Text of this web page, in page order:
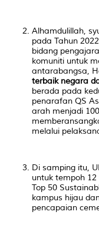
Alhamdulillah,
pada Tahun
bidang
komuniti untuk
antarabangsa,
terbaik negara
berada pada
penarafan QS
arah menjadi
melalui
Di samping itu,
untuk tempoh
Top 50
kampus hijau
pencapaian